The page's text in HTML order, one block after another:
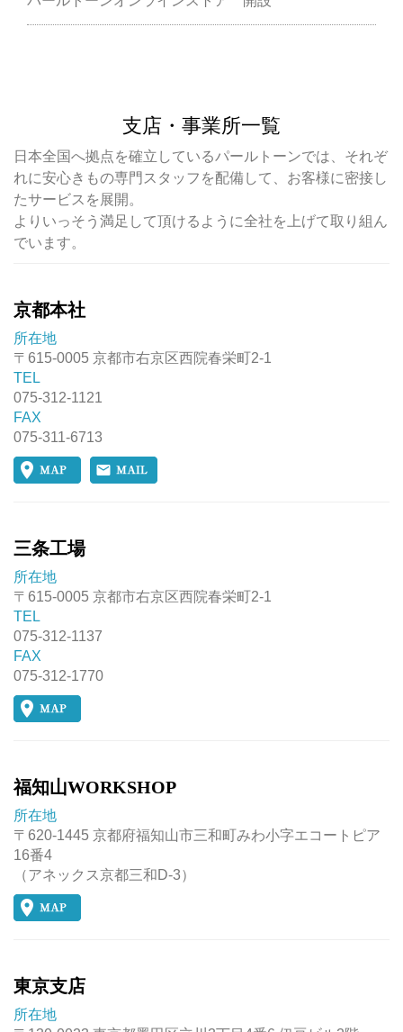
支店・事業所一覧
日本全国へ拠点を確立しているパールトーンでは、それぞ
れに安心きもの専門スタッフを配備して、お客様に密接し
たサービスを展開。
よりいっそう満足して頂けるように全社を上げて取り組ん
でいます。
京都本社
所在地
〒615-0005 京都市右京区西院春栄町2-1
TEL
075-312-1121
FAX
075-311-6713
三条工場
所在地
〒615-0005 京都市右京区西院春栄町2-1
TEL
075-312-1137
FAX
075-312-1770
福知山WORKSHOP
所在地
〒620-1445 京都府福知山市三和町みわ小字エコートピア
16番4
（アネックス京都三和D-3）
東京支店
所在地